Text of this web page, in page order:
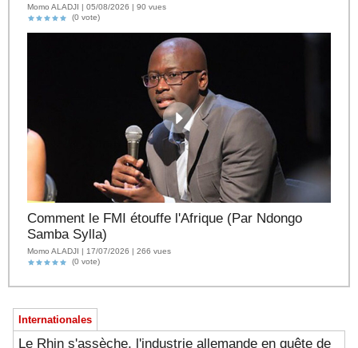
Momo ALADJI | 05/08/2026 | 90 vues
(0 vote)
Comment le FMI étouffe l'Afrique (Par Ndongo
Samba Sylla)
Momo ALADJI | 17/07/2026 | 266 vues
(0 vote)
Internationales
Le Rhin s'assèche, l'industrie allemande en quête de